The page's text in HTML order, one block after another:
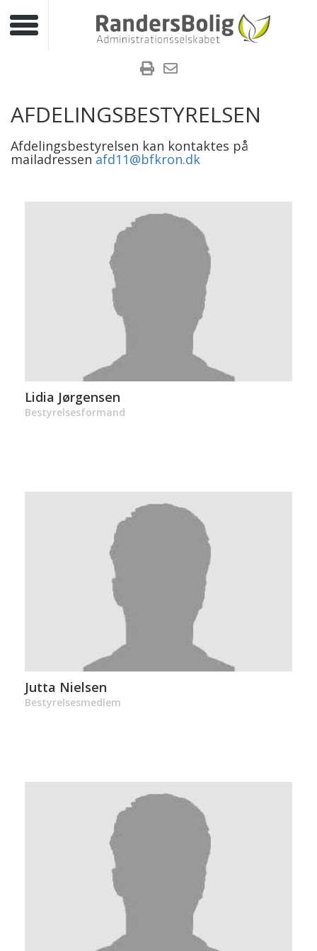
Toggle navigation
AFDELINGSBESTYRELSEN
Afdelingsbestyrelsen kan kontaktes på
mailadressenafd11@bfkron.dk
Lidia Jørgensen
Bestyrelsesformand
Jutta Nielsen
Bestyrelsesmedlem